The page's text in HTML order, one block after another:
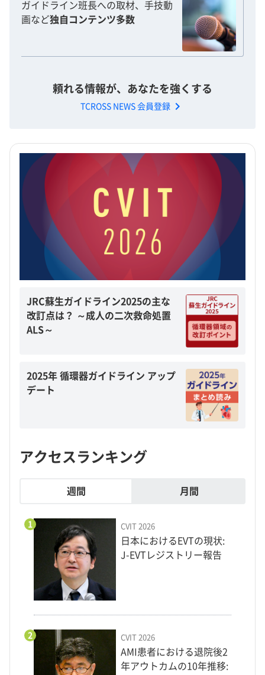
ガイドライン班長への取材、手技動
画など独自コンテンツ多数
頼れる情報が、あなたを強くする
TCROSS NEWS 会員登録 chevron_right
JRC蘇生ガイドライン2025の主な
改訂点は？ ～成人の二次救命処置
ALS～
2025年 循環器ガイドライン アップ
デート
アクセスランキング
週間 月間
1 CVIT 2026
日本におけるEVTの現状:
J-EVTレジストリー報告
2 CVIT 2026
AMI患者における退院後2
年アウトカムの10年推移: